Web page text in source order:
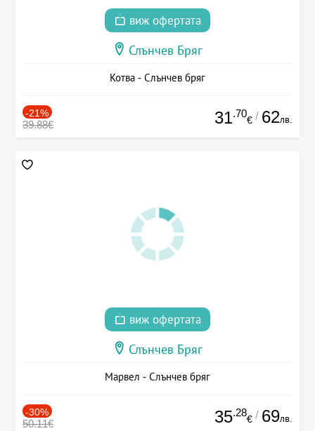
виж офертата
Слънчев Бряг
Котва - Слънчев бряг
-21%
39.88€ 31.70
€ / 62лв.
виж офертата
Слънчев Бряг
Марвел - Слънчев бряг
-30%
50.11€ 35.28
€ / 69лв.